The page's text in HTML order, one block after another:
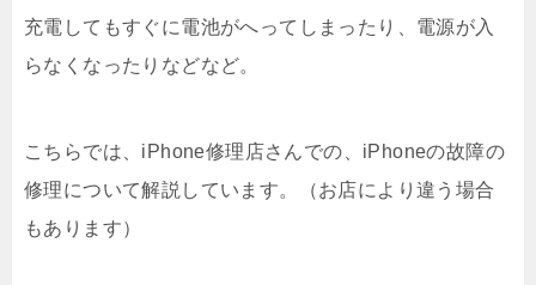
充電してもすぐに電池がへってしまったり、電源が入
らなくなったりなどなど。
こちらでは、iPhone修理店さんでの、iPhoneの故障の
修理について解説しています。（お店により違う場合
もあります）